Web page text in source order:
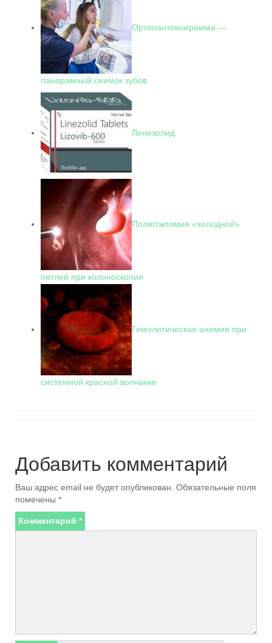
Ортопантомограмма —
панорамный снимок зубов
Линезолид
Полипэктомия «холодной»
петлей при колоноскопии
Гемолитическая анемия при
системной красной волчанке
Добавить комментарий
Ваш адрес email не будет опубликован. Обязательные поля
помечены *
Комментарий *